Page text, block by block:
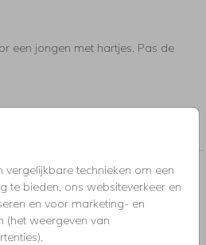
vergelijkbare technieken om een
te bieden, ons websiteverkeer en
en voor marketing- en
(het weergeven van
een jongen met hartjes. Pas de
voor jou